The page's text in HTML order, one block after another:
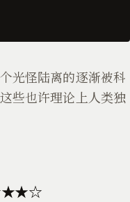
光怪陆离的逐渐被科
这些也许理论上人类独